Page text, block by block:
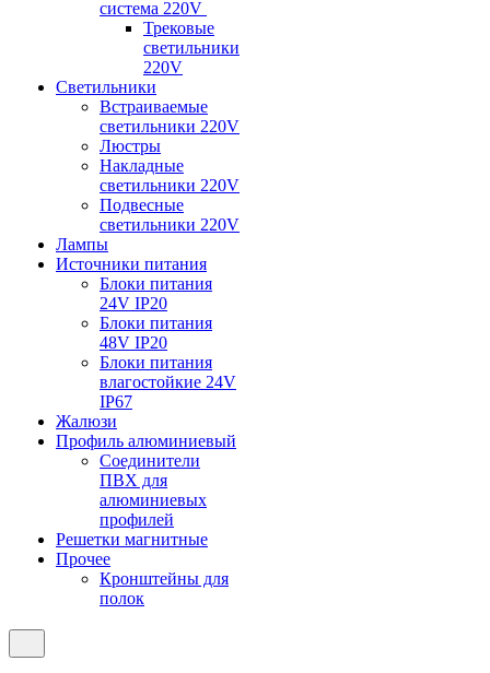
система 220V
Трековые
светильники
220V
Светильники
Встраиваемые
светильники 220V
Люстры
Накладные
светильники 220V
Подвесные
светильники 220V
Лампы
Источники питания
Блоки питания
24V IP20
Блоки питания
48V IP20
Блоки питания
влагостойкие 24V
IP67
Жалюзи
Профиль алюминиевый
Соединители
ПВХ для
алюминиевых
профилей
Решетки магнитные
Прочее
Кронштейны для
полок